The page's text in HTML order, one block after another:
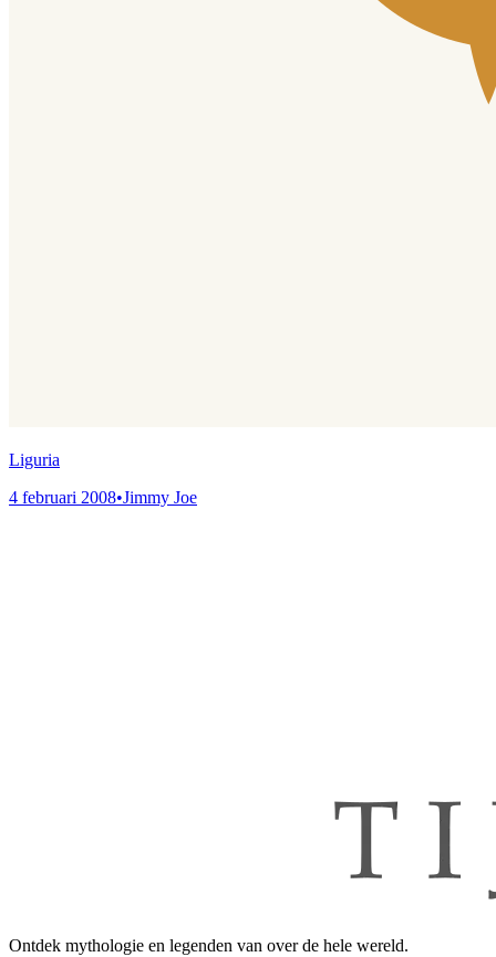
Liguria
4 februari 2008•Jimmy Joe
Ontdek mythologie en legenden van over de hele wereld.